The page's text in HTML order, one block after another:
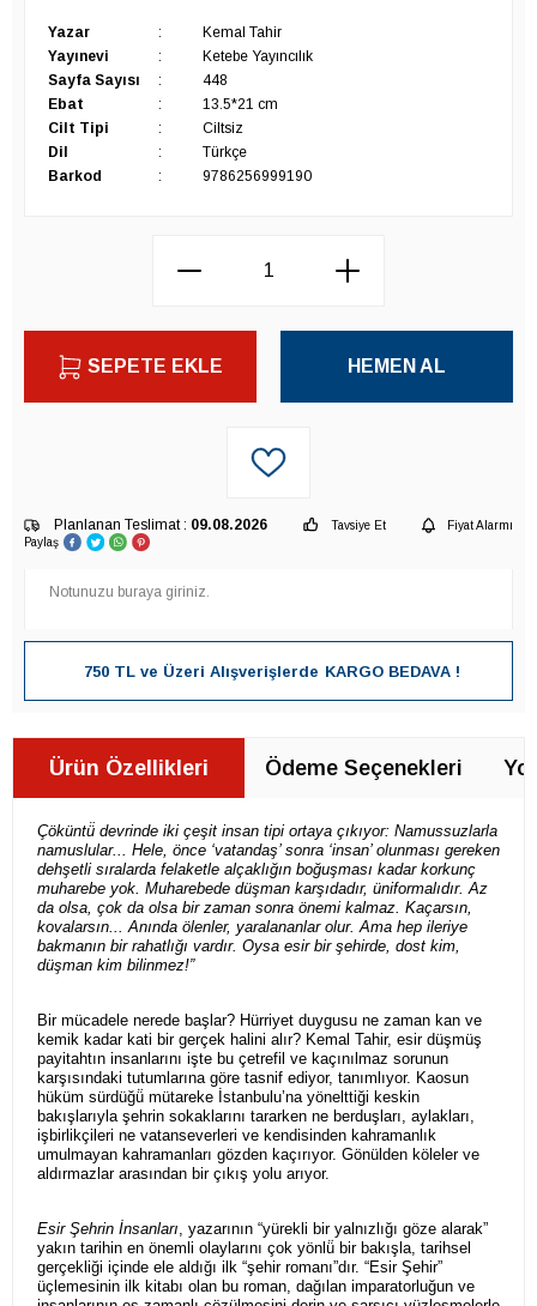
Yazar :
Kemal Tahir
Yayınevi
:
Ketebe Yayıncılık
Sayfa Sayısı
:
448
Ebat
:
13.5*21 cm
Cilt Tipi
:
Ciltsiz
Dil
:
Türkçe
Barkod
: 9786256999190
SEPETE EKLE HEMEN AL
Planlanan Teslimat : 09.08.2026 Tavsiye Et
Fiyat Alarmı
Paylaş
750 TL ve Üzeri Alışverişlerde KARGO BEDAVA !
Ürün Özellikleri Ödeme Seçenekleri
Çöküntü̈ devrinde iki çeşit insan tipi ortaya çıkıyor: Namussuzlarla
namuslular... Hele, önce ‘vatandaş’ sonra ‘insan’ olunması gereken
dehşetli sıralarda felaketle alçaklığın boğuşması kadar korkunç
muharebe yok. Muharebede düşman karşıdadır, üniformalıdır. Az
da olsa, çok da olsa bir zaman sonra önemi kalmaz. Kaçarsın,
kovalarsın... Anında ölenler, yaralananlar olur. Ama hep ileriye
bakmanın bir rahatlığı vardır. Oysa esir bir şehirde, dost kim,
düşman kim bilinmez!”
Bir mücadele nerede başlar? Hürriyet duygusu ne zaman kan ve
kemik kadar kati bir gerçek halini alır? Kemal Tahir, esir düşmüş
payitahtın insanlarını işte bu çetrefil ve kaçınılmaz sorunun
karşısındaki tutumlarına göre tasnif ediyor, tanımlıyor. Kaosun
hüküm sürdüğü̈ mütareke İstanbulu’na yönelttiği keskin
bakışlarıyla şehrin sokaklarını tararken ne berduşları, aylakları,
işbirlikçileri ne vatanseverleri ve kendisinden kahramanlık
umulmayan kahramanları gözden kaçırıyor. Gönülden köleler ve
aldırmazlar arasından bir çıkış yolu arıyor.
Esir Şehrin İnsanları, yazarının “yürekli bir yalnızlığı göze alarak”
yakın tarihin en önemli olaylarını çok yönlü̈ bir bakışla, tarihsel
gerçekliği içinde ele aldığı ilk “şehir romanı”dır. “Esir Şehir”
üçlemesinin ilk kitabı olan bu roman, dağılan imparatorluğun ve